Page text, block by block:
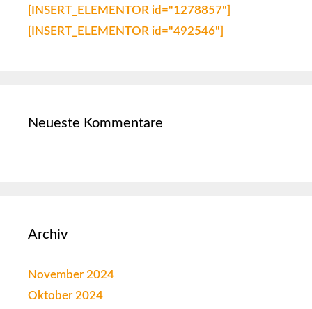
[INSERT_ELEMENTOR id="1278857"]
[INSERT_ELEMENTOR id="492546"]
Neueste Kommentare
Archiv
November 2024
Oktober 2024